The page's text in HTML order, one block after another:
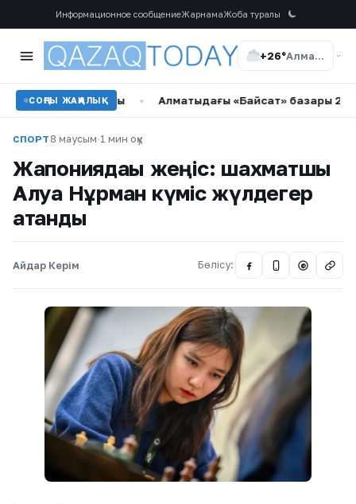
Информационное сообщениеЖарнамаЖоба туралы
+26° Алматы
СОҢҒЫ ЖАҢАЛЫҚ
жасады • Алматыдағы «Байсат» базары 24,8 млрд
СПОРТ 8 маусым·1 мин оқу
Жапониядағы жеңіс: шахматшы
Алуа Нұрман күміс жүлдегер
атанды
Айдар Керім Бөлісу: @